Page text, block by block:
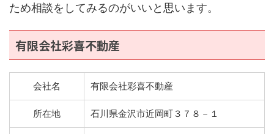
ため相談をしてみるのがいいと思います。
有限会社彩喜不動産
会社名 有限会社彩喜不動産
所在地 石川県金沢市近岡町３７８－１